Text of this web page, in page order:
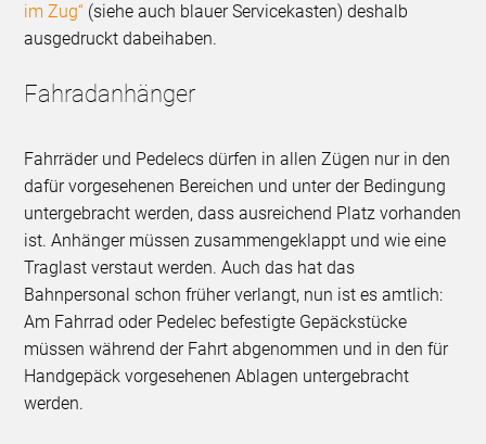
im Zug“ (siehe auch blauer Servicekasten) deshalb
ausgedruckt dabeihaben.
Fahradanhänger
Fahrräder und Pedelecs dürfen in allen Zügen nur in den
dafür vorgesehenen Bereichen und unter der Bedingung
untergebracht werden, dass ausreichend Platz vorhanden
ist. Anhänger müssen zusammengeklappt und wie eine
Traglast verstaut werden. Auch das hat das
Bahnpersonal schon früher verlangt, nun ist es amtlich:
Am Fahrrad oder Pedelec befestigte Gepäckstücke
müssen während der Fahrt abgenommen und in den für
Handgepäck vorgesehenen Ablagen untergebracht
werden.